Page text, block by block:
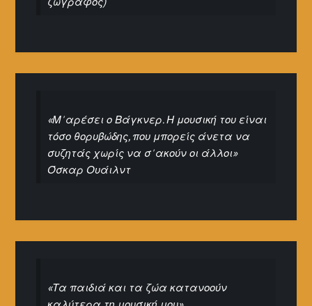
«Μ' αρέσει ο Βάγκνερ. Η μουσική του είναι
τόσο θορυβώδης, που μπορείς άνετα να
συζητάς χωρίς να σ' ακούν οι άλλοι»
Όσκαρ Ουάιλντ
«Τα παιδιά και τα ζώα κατανοούν